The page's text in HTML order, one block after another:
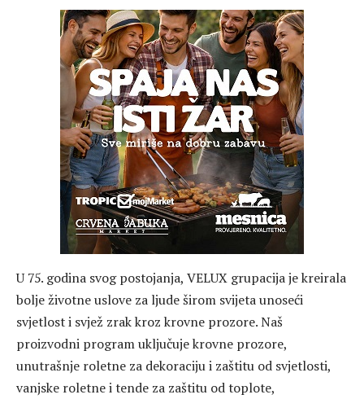
U 75. godina svog postojanja, VELUX grupacija je kreirala
bolje životne uslove za ljude širom svijeta unoseći
svjetlost i svjež zrak kroz krovne prozore. Naš
proizvodni program uključuje krovne prozore,
unutrašnje roletne za dekoraciju i zaštitu od svjetlosti,
vanjske roletne i tende za zaštitu od toplote,